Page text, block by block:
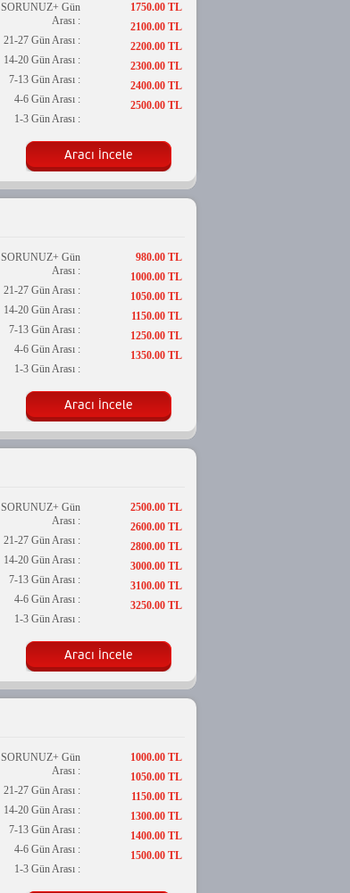
SORUNUZ+ Gün
Arası :
21-27 Gün Arası :
14-20 Gün Arası :
7-13 Gün Arası :
4-6 Gün Arası :
1-3 Gün Arası :
1750.00 TL
2100.00 TL
2200.00 TL
2300.00 TL
2400.00 TL
2500.00 TL
Aracı İncele
SORUNUZ+ Gün
Arası :
21-27 Gün Arası :
14-20 Gün Arası :
7-13 Gün Arası :
4-6 Gün Arası :
1-3 Gün Arası :
980.00 TL
1000.00 TL
1050.00 TL
1150.00 TL
1250.00 TL
1350.00 TL
Aracı İncele
SORUNUZ+ Gün
Arası :
21-27 Gün Arası :
14-20 Gün Arası :
7-13 Gün Arası :
4-6 Gün Arası :
1-3 Gün Arası :
2500.00 TL
2600.00 TL
2800.00 TL
3000.00 TL
3100.00 TL
3250.00 TL
Aracı İncele
SORUNUZ+ Gün
Arası :
21-27 Gün Arası :
14-20 Gün Arası :
7-13 Gün Arası :
4-6 Gün Arası :
1-3 Gün Arası :
1000.00 TL
1050.00 TL
1150.00 TL
1300.00 TL
1400.00 TL
1500.00 TL